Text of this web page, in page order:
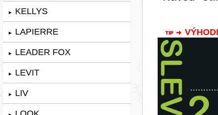
► KELLYS
► LAPIERRE
► LEADER FOX
► LEVIT
► LIV